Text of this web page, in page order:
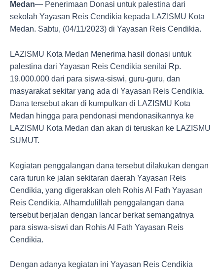
Medan— Penerimaan Donasi untuk palestina dari
sekolah Yayasan Reis Cendikia kepada LAZISMU Kota
Medan. Sabtu, (04/11/2023) di Yayasan Reis Cendikia.
LAZISMU Kota Medan Menerima hasil donasi untuk
palestina dari Yayasan Reis Cendikia senilai Rp.
19.000.000 dari para siswa-siswi, guru-guru, dan
masyarakat sekitar yang ada di Yayasan Reis Cendikia.
Dana tersebut akan di kumpulkan di LAZISMU Kota
Medan hingga para pendonasi mendonasikannya ke
LAZISMU Kota Medan dan akan di teruskan ke LAZISMU
SUMUT.
Kegiatan penggalangan dana tersebut dilakukan dengan
cara turun ke jalan sekitaran daerah Yayasan Reis
Cendikia, yang digerakkan oleh Rohis Al Fath Yayasan
Reis Cendikia. Alhamdulillah penggalangan dana
tersebut berjalan dengan lancar berkat semangatnya
para siswa-siswi dan Rohis Al Fath Yayasan Reis
Cendikia.
Dengan adanya kegiatan ini Yayasan Reis Cendikia